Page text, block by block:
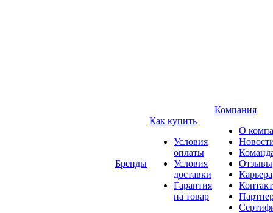
Бренды
Как купить
Условия
оплаты
Условия
доставки
Гарантия
на товар
Компания
О
Отзывы
Карьера